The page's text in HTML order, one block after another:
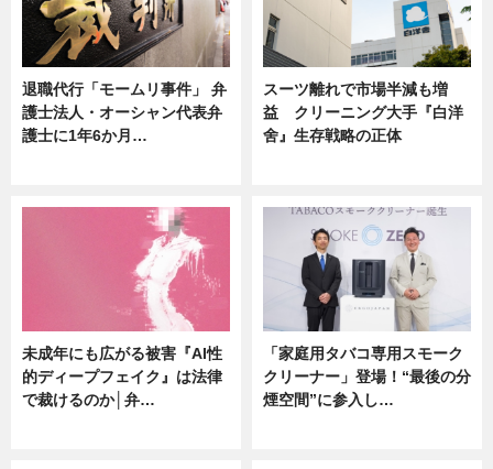
退職代行「モームリ事件」 弁
護士法人・オーシャン代表弁
護士に1年6か月…
スーツ離れで市場半減も増
益 クリーニング大手『白洋
舍』生存戦略の正体
未成年にも広がる被害『AI性
的ディープフェイク』は法律
で裁けるのか│弁…
「家庭用タバコ専用スモーク
クリーナー」登場！“最後の分
煙空間”に参入し…